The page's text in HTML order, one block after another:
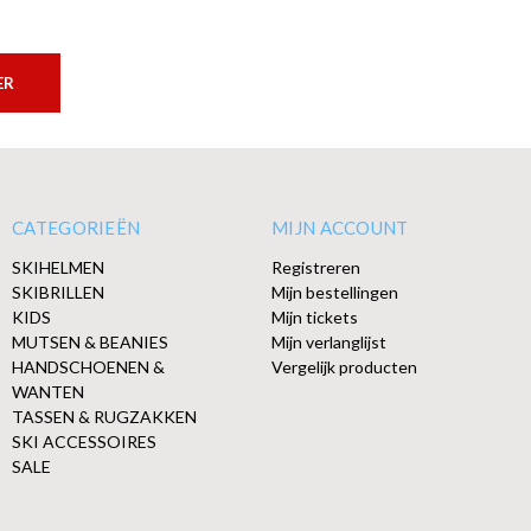
CATEGORIEËN
SKIHELMEN
SKIBRILLEN
KIDS
MUTSEN & BEANIES
HANDSCHOENEN &
WANTEN
TASSEN & RUGZAKKEN
SKI ACCESSOIRES
SALE
MIJN ACCOUNT
Registreren
Mijn bestellingen
Mijn tickets
Mijn verlanglijst
Vergelijk producten